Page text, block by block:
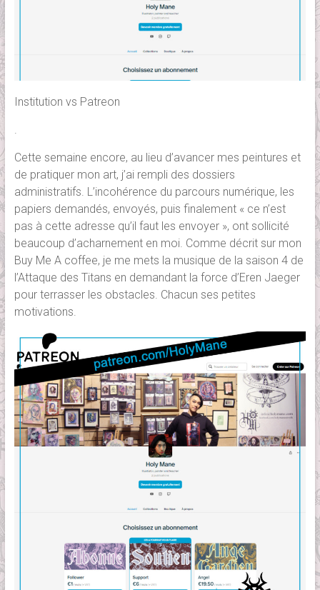
Institution vs Patreon
.
Cette semaine encore, au lieu d’avancer mes peintures et
de pratiquer mon art, j’ai rempli des dossiers
administratifs. L’incohérence du parcours numérique, les
papiers demandés, envoyés, puis finalement « ce n’est
pas à cette adresse qu’il faut les envoyer », ont sollicité
beaucoup d’acharnement en moi. Comme décrit sur mon
Buy Me A coffee, je me mets la musique de la saison 4 de
l’Attaque des Titans en demandant la force d’Eren Jaeger
pour terrasser les obstacles. Chacun ses petites
motivations.